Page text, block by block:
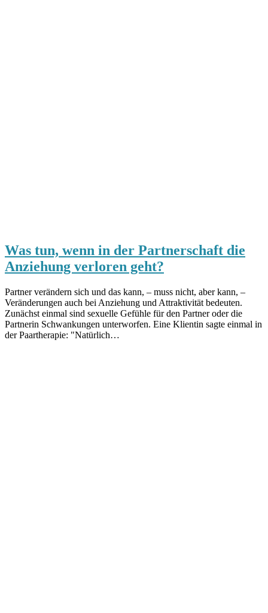
Was tun, wenn in der Partnerschaft die
Anziehung verloren geht?
Partner verändern sich und das kann, – muss nicht, aber kann, –
Veränderungen auch bei Anziehung und Attraktivität bedeuten.
Zunächst einmal sind sexuelle Gefühle für den Partner oder die
Partnerin Schwankungen unterworfen. Eine Klientin sagte einmal in
der Paartherapie: "Natürlich…